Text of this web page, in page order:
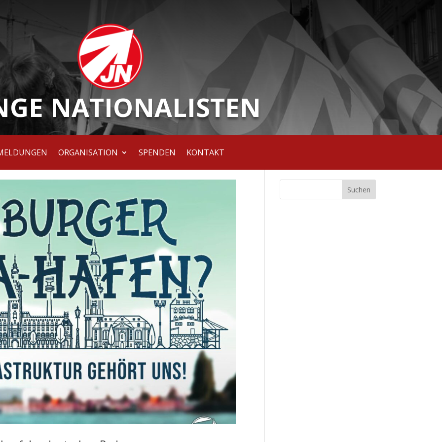
NATIONALISTEN
ORGANISATION SPENDEN KONTAKT